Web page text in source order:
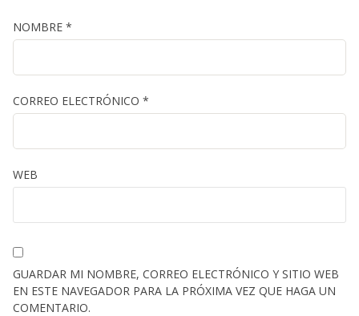
NOMBRE *
CORREO ELECTRÓNICO *
WEB
GUARDAR MI NOMBRE, CORREO ELECTRÓNICO Y SITIO WEB
EN ESTE NAVEGADOR PARA LA PRÓXIMA VEZ QUE HAGA UN
COMENTARIO.